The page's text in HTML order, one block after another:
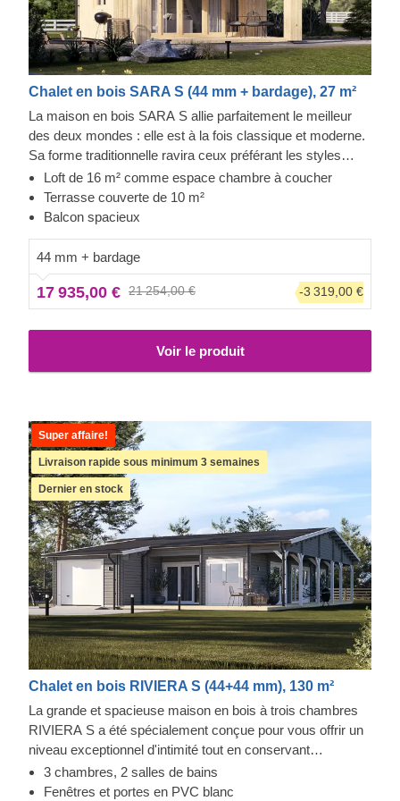
Chalet en bois SARA S (44 mm + bardage), 27 m²
La maison en bois SARA S allie parfaitement le meilleur
des deux mondes : elle est à la fois classique et moderne.
Sa forme traditionnelle ravira ceux préférant les styles
intemporels, tandis que ses grandes fenêtres entourant la
maison et son beau bardage ajouteront instantanément
une touche de modernité. D'apparence compacte, la
cherchez une résidence en solo ou un lieu de séjour pour
un couple. Elle dispose de toutes les commodités
nécessaires, tout en conservant une ambiance
architecturale minimaliste : un espace loft pour se reposer
confortablement, un salon, un espace cuisine compact et
Loft de 16 m² comme espace chambre à coucher
Terrasse couverte de 10 m²
Balcon spacieux
44 mm + bardage
17 935,00 € 21 254,00 € -3 319,00 €
Voir le produit
Super affaire!
Livraison rapide sous minimum 3 semaines
Dernier en stock
Chalet en bois RIVIERA S (44+44 mm), 130 m²
La grande et spacieuse maison en bois à trois chambres
RIVIERA S a été spécialement conçue pour vous offrir un
niveau exceptionnel d'intimité tout en conservant
suffisamment d'espaces ouverts pour pouvoir
communiquer facilement avec vos proches. Un espace de
3 chambres, 2 salles de bains
Fenêtres et portes en PVC blanc